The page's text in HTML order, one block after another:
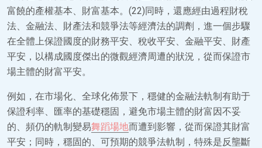
富饒的產權基本、財富基本。(22)同時，還應經由過程財稅
法、金融法、財產法和競爭法等經濟法的調劑，進一個步驟
在全體上保證國度的財務平安、稅收平安、金融平安、財產
平安，以構成國度傑出的微觀經濟周遭的狀況，從而保證市
場主體的財富平安。
例如，在市場化、全球化佈景下，穩健的金融法軌制有助于
保證利率、匯率的基礎穩固，避免市場主體的財富因不妥
的、頻仍的軌制變易舞蹈場地而遭到影響，從而保證其財富
平安；同時，穩固的、可預期的競爭法軌制，特殊是反壟斷